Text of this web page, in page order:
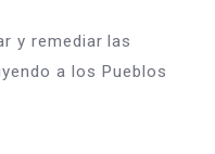
y remediar las
a los Pueblos